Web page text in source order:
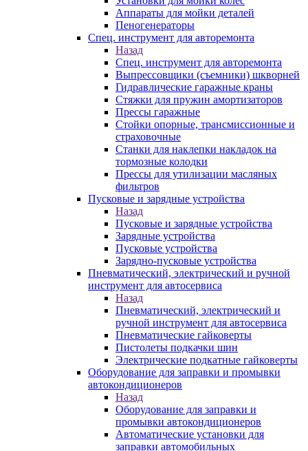
Аппараты для мойки деталей
Пеногенераторы
Спец. инструмент для авторемонта
Назад
Спец. инструмент для авторемонта
Выпрессовщики (съемники) шкворней
Гидравлические гаражные краны
Стяжки для пружин амортизаторов
Прессы гаражные
Стойки опорные, трансмиссионные и
страховочные
Станки для наклепки накладок на
тормозные колодки
Прессы для утилизации масляных
фильтров
Пусковые и зарядные устройства
Назад
Пусковые и зарядные устройства
Зарядные устройства
Пусковые устройства
Зарядно-пусковые устройства
Пневматический, электрический и ручной
инструмент для автосервиса
Назад
Пневматический, электрический и
ручной инструмент для автосервиса
Пневматические гайковерты
Пистолеты подкачки шин
Электрические подкатные гайковерты
Оборудование для заправки и промывки
автокондиционеров
Назад
Оборудование для заправки и
промывки автокондиционеров
Автоматические установки для
заправки автомобильных